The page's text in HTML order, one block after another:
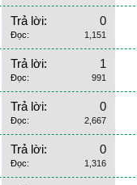
Trả lời: 0
Đọc: 1,151
Trả lời: 1
Đọc: 991
Trả lời: 0
Đọc: 2,667
Trả lời: 0
Đọc: 1,316